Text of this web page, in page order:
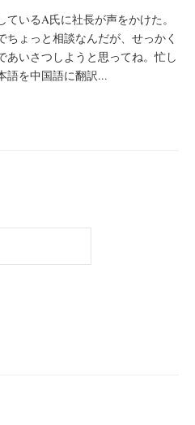
いるA氏に社長が声をかけた。
ちょっと相談なんだが、せっかく
あいさつしようと思ってね。忙し
語を中国語に翻訳...